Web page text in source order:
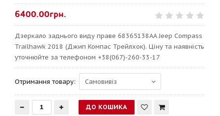
6400.00грн.
Дзеркало заднього виду праве 68365138AA Jeep Compass
Trailhawk 2018 (Джип Компас Трейлхок). Ціну та наявність
уточнюйте за телефоном +38(067)-260-33-17
Отримання товару: